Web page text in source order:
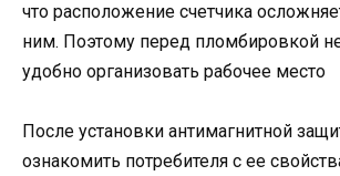
что расположение счетчика
ним. Поэтому перед пломбировкой
удобно организовать рабочее место
После установки антимагнитной
ознакомить потребителя с ее